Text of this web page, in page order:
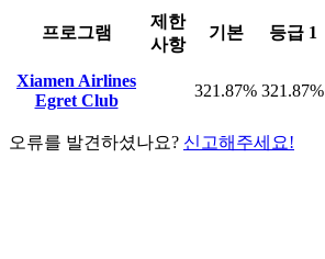
프로그램
제한
사항
기본 등급 1
Xiamen Airlines
Egret Club
321.87% 321.87%
오류를 발견하셨나요? 신고해주세요!